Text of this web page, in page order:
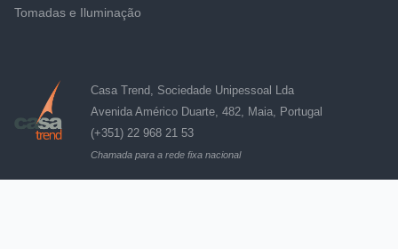
Tomadas e Iluminação
Casa Trend, Sociedade Unipessoal Lda
Avenida Américo Duarte, 482, Maia, Portugal
(+351) 22 968 21 53
Chamada para a rede fixa nacional